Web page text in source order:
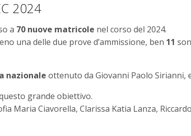
2024
a 70 nuove matricole nel corso del 2024.
una delle due prove d’ammissione, ben 11
nazionale ottenuto da Giovanni Paolo Sirianni,
grande obiettivo.
Maria Ciavorella, Clarissa Katia Lanza,